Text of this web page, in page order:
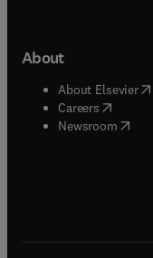
About
About Elsevier(
Careers opens in
Newsroom(